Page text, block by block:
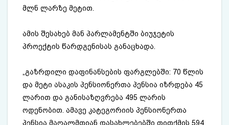
მლნ ლარზე მეტით.
ამის შესახებ მან პარლამენტში ბიუჯეტის
პროექტის წარდგენისას განაცხადა.
„გაზრდილი დაფინანსების ფარგლებში: 70 წლის
და მეტი ასაკის პენსიონერთა პენსია იზრდება 45
ლარით და განისაზღვრება 495 ლარის
ოდენობით. ამავე კატეგორიის პენსიონერთა
პენსია მაღალმთიან დასახლებებში თითქმის 594